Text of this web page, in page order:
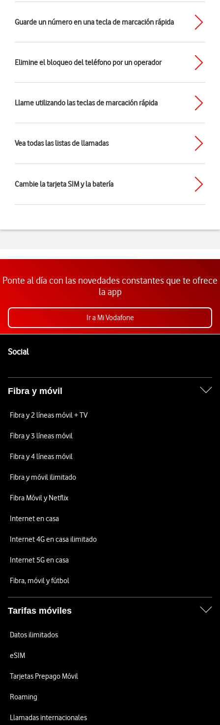
Guarde un número en una tecla de marcación rápida
Elimine el bloqueo del teléfono por un operador
Llame utilizando las teclas de marcación rápida
Vea todas las listas de llamadas
Cambie la tarjeta SIM y la batería
Ponte al día con las novedades constantes que te ofrece
la app
Ir a Mi Vodafone
SocialEnlaces a las redes sociales de Vodafone
Fibra y móvil
Fibra y 2 líneas móvil + TV
Fibra y 3 líneas móvil
Fibra y 4 líneas móvil
Fibra y móvil ilimitado
Fibra Móvil y Netflix
Internet en casa
Internet 4G en casa ilimitado
Internet 5G en casa
Fibra, móvil y fútbol
Tarifas móviles
Datos ilimitados
eSIM
Tarjetas Prepago Móvil
Roaming
Llamadas internacionales